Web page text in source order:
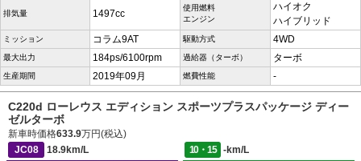
排気量 1497cc
使用燃料
エンジン
ハイオク
ハイブリッド
ミッション コラム9AT 駆動方式 4WD
最大出力 184ps/6100rpm 過給器（ターボ） ターボ
生産期間 2019年09月 燃費性能 -
C220d ローレウス エディション スポーツプラスパッケージ ディー
ゼルターボ
新車時価格633.9万円(税込)
JC08
18.9km/L 10・15
-km/L